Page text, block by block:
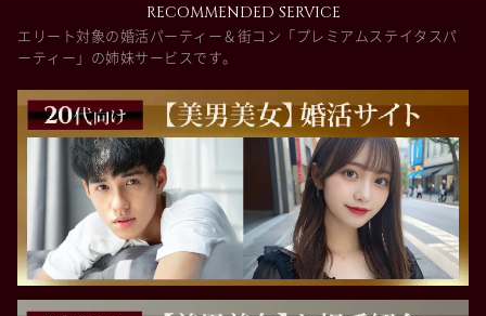
RECOMMENDED SERVICE
エリート対象の婚活パーティー＆街コン「プレミアムステイタスパ
ーティー」の姉妹サービスです。